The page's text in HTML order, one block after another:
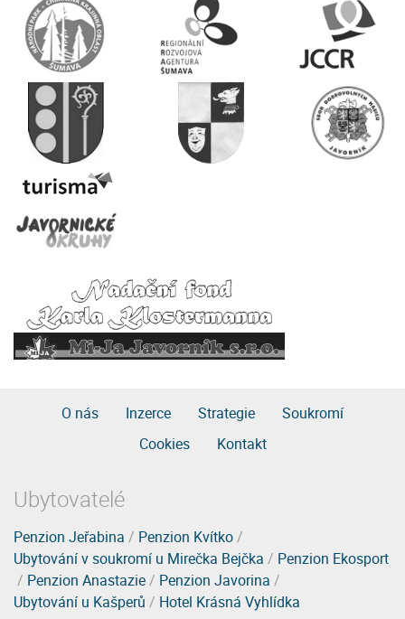
O nás Inzerce Strategie
Soukromí
Cookies
Kontakt
Ubytovatelé
Penzion Jeřabina / Penzion Kvítko/
Ubytování v soukromí u Mirečka Bejčka / Penzion Ekosport
/ Penzion Anastazie/ Penzion Javorina /
Ubytování u Kašperů / Hotel Krásná Vyhlídka